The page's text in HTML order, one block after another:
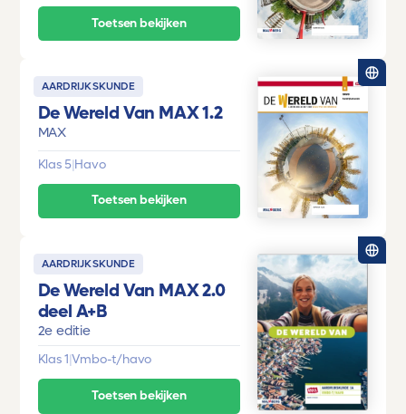
Toetsen bekijken
AARDRIJKSKUNDE
De Wereld Van MAX 1.2
MAX
Klas 5|Havo
Toetsen bekijken
AARDRIJKSKUNDE
De Wereld Van MAX 2.0
deel A+B
2e editie
Klas 1|Vmbo-t/havo
Toetsen bekijken